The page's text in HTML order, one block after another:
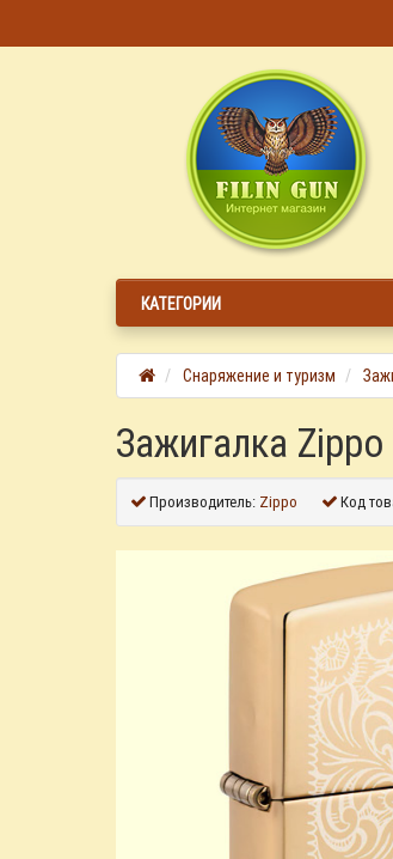
КАТЕГОРИИ
Снаряжение и туризм
Зажигалка
Производитель: Zippo Код